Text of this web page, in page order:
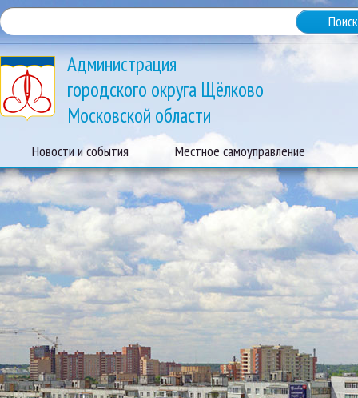
Администрация
городского округа Щёлково
Московской области
Новости и события Местное самоуправление